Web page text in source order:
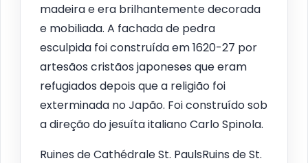
madeira e era brilhantemente decorada
e mobiliada. A fachada de pedra
esculpida foi construída em 1620-27 por
artesãos cristãos japoneses que eram
refugiados depois que a religião foi
exterminada no Japão. Foi construído sob
a direção do jesuíta italiano Carlo Spinola.
Ruines de Cathédrale St. PaulsRuins de St.